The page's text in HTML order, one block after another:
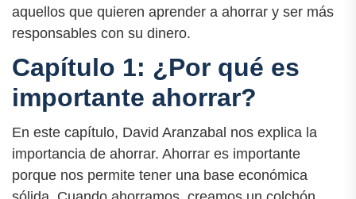
aquellos que quieren aprender a ahorrar y ser más
responsables con su dinero.
Capítulo 1: ¿Por qué es
importante ahorrar?
En este capítulo, David Aranzabal nos explica la
importancia de ahorrar. Ahorrar es importante
porque nos permite tener una base económica